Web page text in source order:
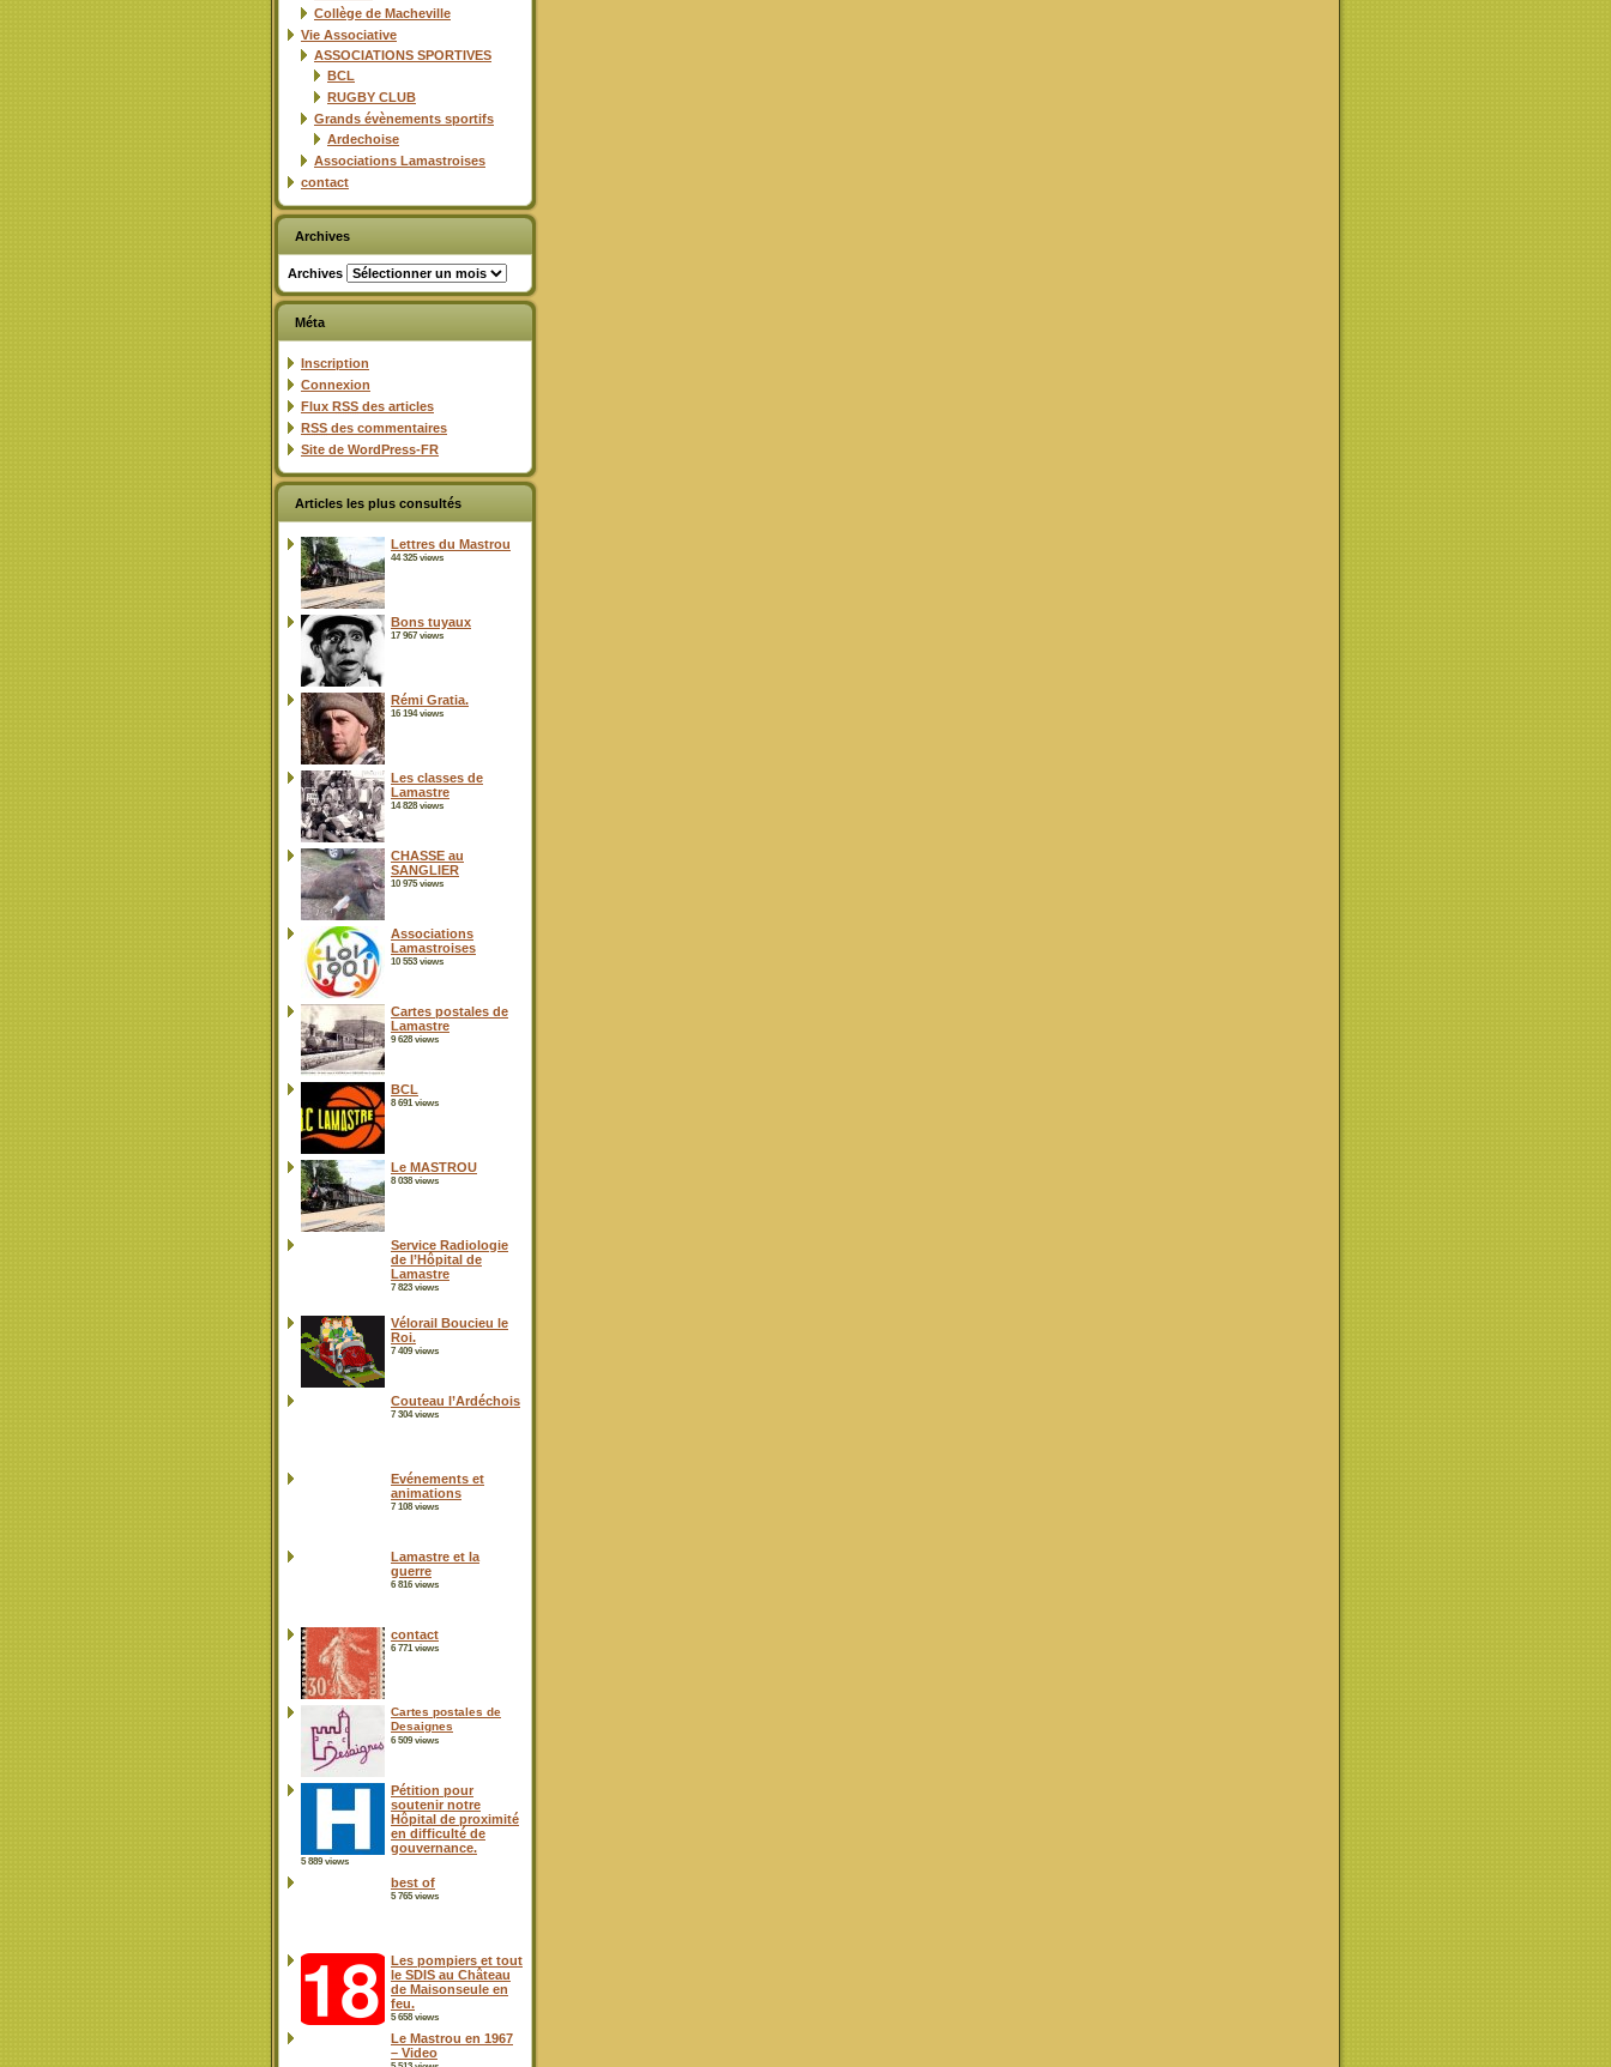
Collège de Macheville
Vie Associative
ASSOCIATIONS SPORTIVES
BCL
RUGBY CLUB
Grands évènements sportifs
Ardechoise
Associations Lamastroises
contact
Archives
Archives
Méta
Inscription
Connexion
Flux RSS des articles
RSS des commentaires
Site de WordPress-FR
Articles les plus consultés
Lettres du Mastrou
44 325 views
Bons tuyaux
17 967 views
Rémi Gratia.
16 194 views
Les classes de
Lamastre
14 828 views
CHASSE au
SANGLIER
10 975 views
Associations
Lamastroises
10 553 views
Cartes postales de
Lamastre
9 628 views
BCL
8 691 views
Le MASTROU
8 038 views
Service Radiologie
de l’Hôpital de
Lamastre
7 823 views
Vélorail Boucieu le
Roi.
7 409 views
Couteau l’Ardéchois
7 304 views
Evénements et
animations
7 108 views
Lamastre et la
guerre
6 816 views
contact
6 771 views
Cartes postales de
Desaignes
6 509 views
Pétition pour
soutenir notre
Hôpital de proximité
en difficulté de
gouvernance.
5 889 views
best of
5 765 views
Les pompiers et tout
le SDIS au Château
de Maisonseule en
feu.
5 658 views
Le Mastrou en 1967
– Video